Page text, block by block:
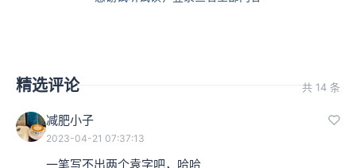
妇的构成为核心的一种构建形式，你也可以将子女的诞生
视为家庭的起点。但黑格尔偏偏不这么看，黑格尔认为子
精选评论 共 14 条
减肥小子
2023-04-21 07:37:13
一笔写不出两个袁字吧，哈哈